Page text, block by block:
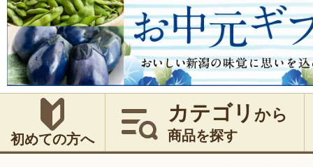
初めての方へ
カテゴリ から
商品を探す